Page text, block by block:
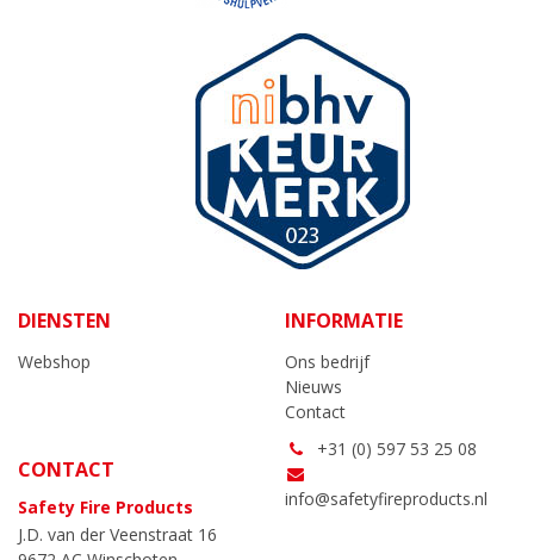
DIENSTEN
Webshop
INFORMATIE
Ons bedrijf
Nieuws
Contact
CONTACT
Safety Fire Products
J.D. van der Veenstraat 16
+31 (0) 597 53 25 08
info@safetyfireproducts.nl